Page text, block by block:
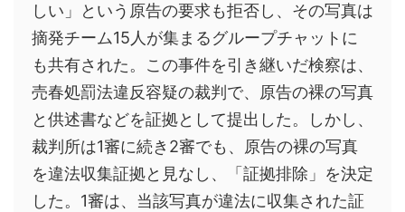
しい」という原告の要求も拒否し、その写真は
摘発チーム15人が集まるグループチャットに
も共有された。この事件を引き継いだ検察は、
売春処罰法違反容疑の裁判で、原告の裸の写真
と供述書などを証拠として提出した。しかし、
裁判所は1審に続き2審でも、原告の裸の写真
を違法収集証拠と見なし、「証拠排除」を決定
した。1審は、当該写真が違法に収集された証